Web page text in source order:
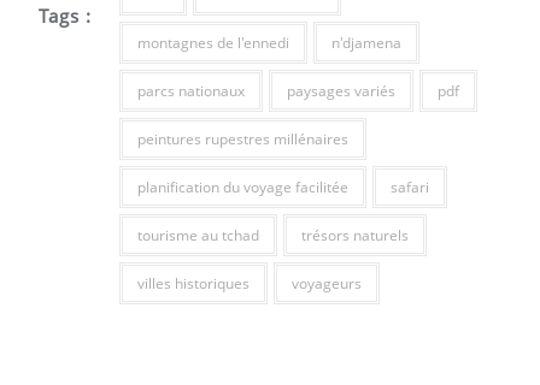
Tags :
montagnes de l'ennedi n'djamena
parcs nationaux paysages variés pdf
peintures rupestres millénaires
planification du voyage facilitée safari
tourisme au tchad trésors naturels
villes historiques voyageurs